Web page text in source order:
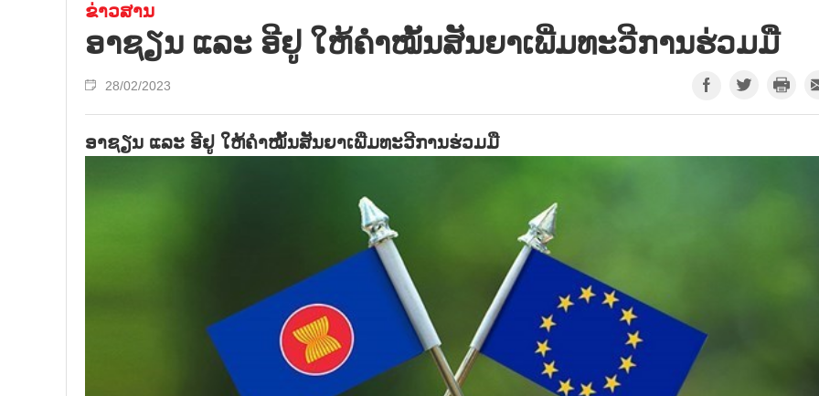
ຂ່າວສານ
ອາຊຽນ ແລະ ອີຢູ ໃຫ້ຄຳໝັ້ນສັນຍາເພີ່ມທະວີການຮ່ວມມື
28/02/2023
ອາຊຽນ ແລະ ອີຢູ ໃຫ້ຄຳໝັ້ນສັນຍາເພີ່ມທະວີການຮ່ວມມື